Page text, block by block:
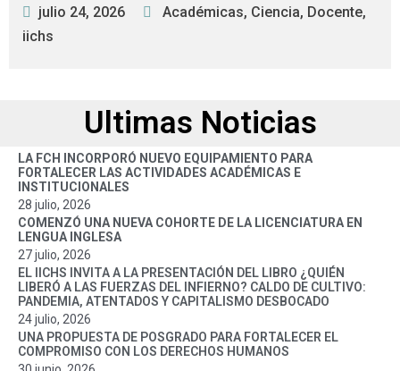
julio 24, 2026 Académicas, Ciencia, Docente,
iichs
Ultimas Noticias
LA FCH INCORPORÓ NUEVO EQUIPAMIENTO PARA
FORTALECER LAS ACTIVIDADES ACADÉMICAS E
INSTITUCIONALES
28 julio, 2026
COMENZÓ UNA NUEVA COHORTE DE LA LICENCIATURA EN
LENGUA INGLESA
27 julio, 2026
EL IICHS INVITA A LA PRESENTACIÓN DEL LIBRO ¿QUIÉN
LIBERÓ A LAS FUERZAS DEL INFIERNO? CALDO DE CULTIVO:
PANDEMIA, ATENTADOS Y CAPITALISMO DESBOCADO
24 julio, 2026
UNA PROPUESTA DE POSGRADO PARA FORTALECER EL
COMPROMISO CON LOS DERECHOS HUMANOS